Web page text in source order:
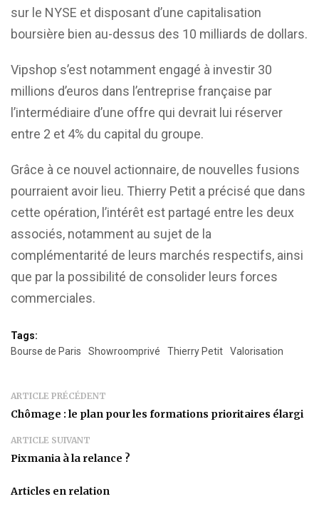
sur le NYSE et disposant d’une capitalisation
boursière bien au-dessus des 10 milliards de dollars.
Vipshop s’est notamment engagé à investir 30
millions d’euros dans l’entreprise française par
l’intermédiaire d’une offre qui devrait lui réserver
entre 2 et 4% du capital du groupe.
Grâce à ce nouvel actionnaire, de nouvelles fusions
pourraient avoir lieu. Thierry Petit a précisé que dans
cette opération, l’intérêt est partagé entre les deux
associés, notamment au sujet de la
complémentarité de leurs marchés respectifs, ainsi
que par la possibilité de consolider leurs forces
commerciales.
Tags:
Bourse de Paris
Showroomprivé Thierry Petit Valorisation
ARTICLE PRÉCÉDENT
Chômage : le plan pour les formations prioritaires élargi
ARTICLE SUIVANT
Pixmania à la relance ?
Articles en relation